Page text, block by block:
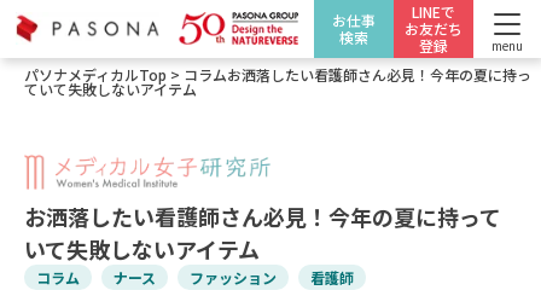
お仕事
検索
LINEで
お友だち
登録
menu
パソナメディカルTop > コラムお洒落したい看護師さん必見！今年の夏に持っ
ていて失敗しないアイテム
お洒落したい看護師さん必見！今年の夏に持って
いて失敗しないアイテム
コラム ナース ファッション 看護師